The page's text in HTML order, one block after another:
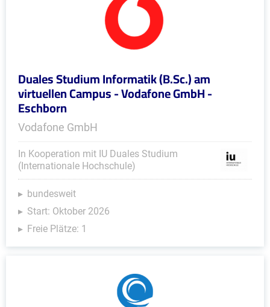
Duales Studium Informatik (B.Sc.) am
virtuellen Campus - Vodafone GmbH -
Eschborn
Vodafone GmbH
In Kooperation mit IU Duales Studium
(Internationale Hochschule)
bundesweit
Start: Oktober 2026
Freie Plätze: 1